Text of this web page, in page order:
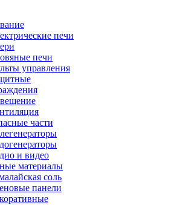
печи
печи
управления
части
и видео
материалы
соль
панели